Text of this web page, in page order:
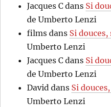
Jacques C dans Si
de Umberto Lenzi
films dans Si
Umberto Lenzi
Jacques C dans Si
de Umberto Lenzi
David dans Si
Umberto Lenzi